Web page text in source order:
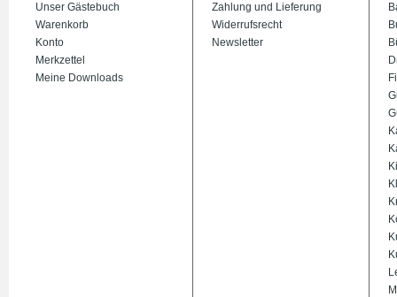
Unser Gästebuch
Warenkorb
Konto
Merkzettel
Meine Downloads
Zahlung und Lieferung
Widerrufsrecht
Newsletter